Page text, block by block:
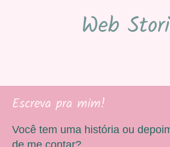
Web
Escreva pra mim!
Você tem uma história ou
de me contar?